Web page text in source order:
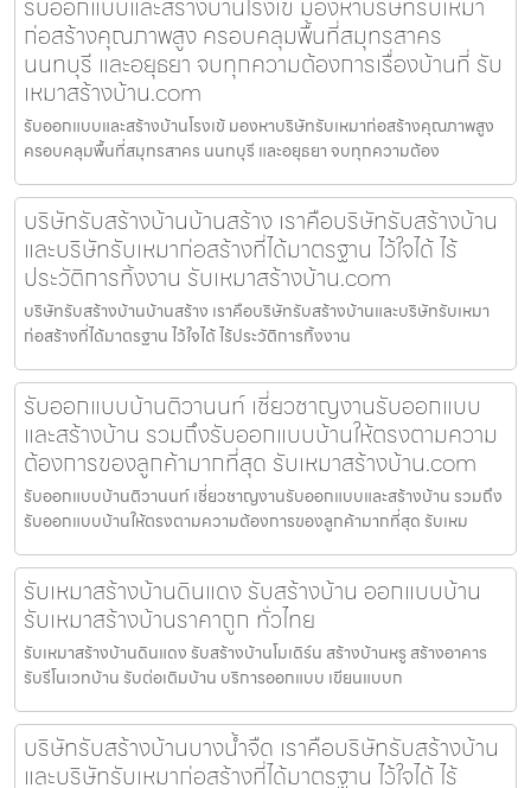
ก่อสร้างคุณภาพสูง ครอบคลุมพื้นที่สมุทรสาคร
นนทบุรี และอยุธยา จบทุกความต้องการเรื่องบ้านที่ รับ
เหมาสร้างบ้าน.com
รับออกแบบและสร้างบ้านโรงเข้ มองหาบริษัทรับเหมาก่อสร้างคุณภาพสูง
ครอบคลุมพื้นที่สมุทรสาคร นนทบุรี และอยุธยา จบทุกความต้อง
บริษัทรับสร้างบ้านบ้านสร้าง เราคือบริษัทรับสร้างบ้าน
และบริษัทรับเหมาก่อสร้างที่ได้มาตรฐาน ไว้ใจได้ ไร้
ประวัติการทิ้งงาน รับเหมาสร้างบ้าน.com
บริษัทรับสร้างบ้านบ้านสร้าง เราคือบริษัทรับสร้างบ้านและบริษัทรับเหมา
ก่อสร้างที่ได้มาตรฐาน ไว้ใจได้ ไร้ประวัติการทิ้งงาน
รับออกแบบบ้านติวานนท์ เชี่ยวชาญงานรับออกแบบ
และสร้างบ้าน รวมถึงรับออกแบบบ้านให้ตรงตามความ
ต้องการของลูกค้ามากที่สุด รับเหมาสร้างบ้าน.com
รับออกแบบบ้านติวานนท์ เชี่ยวชาญงานรับออกแบบและสร้างบ้าน รวมถึง
รับออกแบบบ้านให้ตรงตามความต้องการของลูกค้ามากที่สุด รับเหม
รับเหมาสร้างบ้านดินแดง รับสร้างบ้าน ออกแบบบ้าน
รับเหมาสร้างบ้านราคาถูก ทั่วไทย
รับเหมาสร้างบ้านดินแดง รับสร้างบ้านโมเดิร์น สร้างบ้านหรู สร้างอาคาร
รับรีโนเวทบ้าน รับต่อเติมบ้าน บริการออกแบบ เขียนแบบก
บริษัทรับสร้างบ้านบางน้ำจืด เราคือบริษัทรับสร้างบ้าน
และบริษัทรับเหมาก่อสร้างที่ได้มาตรฐาน ไว้ใจได้ ไร้